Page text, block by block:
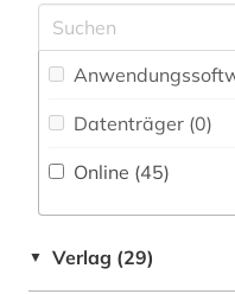
kunst (1)
landeskunde (1)
literatur (3)
Deutschland (4)
Estland (13) Datenträger (0)
Online (45)
▼ Verlag (29)